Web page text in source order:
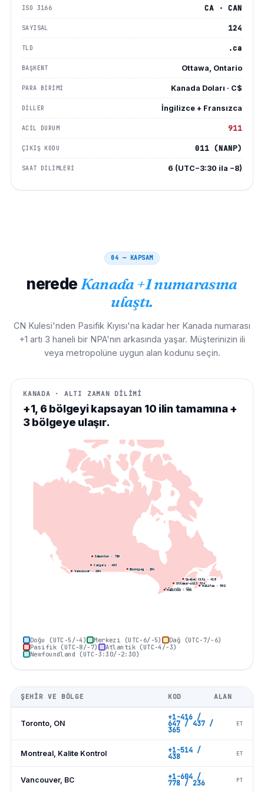
ISO 3166 CA · CAN
SAYISAL 124
TLD .ca
BAŞKENT Ottawa, Ontario
PARA BIRIMI Kanada Doları · C$
DILLER İngilizce + Fransızca
ACIL DURUM 911
ÇIKIŞ KODU 011 (NANP)
SAAT DILIMLERI 6 (UTC−3:30 ila −8)
04 — KAPSAM
neredeKanada +1 numarasına
ulaştı.
CN Kulesi'nden Pasifik Kıyısı'na kadar her Kanada numarası
+1 artı 3 haneli bir NPA'nın arkasında yaşar. Müşterinizin ili
veya metropolüne uygun alan kodunu seçin.
KANADA · ALTI ZAMAN DİLİMİ
+1, 6 bölgeyi kapsayan 10 ilin tamamına +
3 bölgeye ulaşır.
Toronto·416
Montreal·514
Vancouver·604
Calgary· 403
Edmonton· 780
Ottawa·613
Winnipeg · 204
Quebec City· 418
Hamilton ·905
Halifax· 902
Doğu (UTC−5/−4) Merkezi (UTC−6/−5)
Dağ (UTC−7/−6)
Pasifik (UTC−8/−7)
Atlantik (UTC−4/−3)
Newfoundland (UTC−3:30/−2:30)
ŞEHIR VE BÖLGE KOD ALAN
Toronto, ON
+1-416 /
647 / 437 /
365
ET
Montreal, Kalite Kontrol +1-514 /
438 ET
Vancouver, BC +1-604 /
778 / 236 PT